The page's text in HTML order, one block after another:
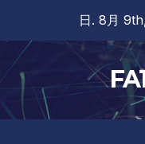
content
日. 8月